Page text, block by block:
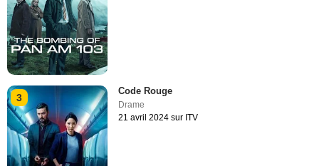
3
Code Rouge
Drame
21 avril 2024 sur ITV